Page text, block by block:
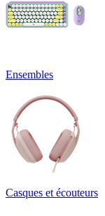
Ensembles
Casques et écouteurs